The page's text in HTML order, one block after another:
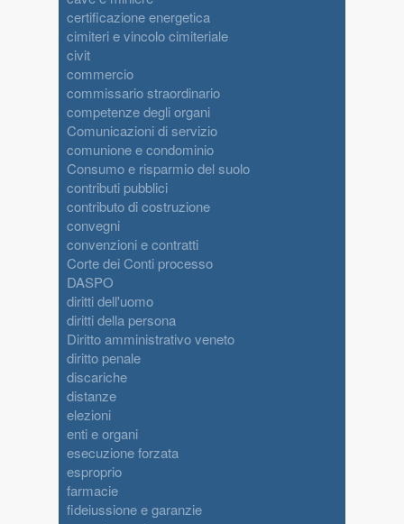
certificazione energetica
cimiteri e vincolo cimiteriale
civit
commercio
commissario straordinario
competenze degli organi
Comunicazioni di servizio
comunione e condominio
Consumo e risparmio del suolo
contributi pubblici
contributo di costruzione
convegni
convenzioni e contratti
Corte dei Conti processo
DASPO
diritti dell'uomo
diritti della persona
Diritto amministrativo veneto
diritto penale
discariche
distanze
elezioni
enti e organi
esecuzione forzata
esproprio
farmacie
fideiussione e garanzie